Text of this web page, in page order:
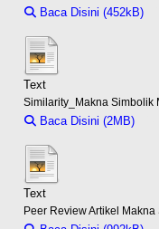
Baca Disini (452kB)
Text
Similarity_Makna Simbolik
Baca Disini (2MB)
Text
Peer Review Artikel